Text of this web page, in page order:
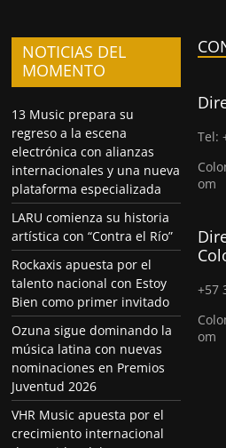
NOTICIAS DEL
MOMENTO
13 Music prepara su
regreso a la escena
electrónica con alianzas
internacionales y una nueva
plataforma especializada
LARU comienza su historia
artística con “Contra el Río”
Rockaxis apuesta por el
talento nacional con Estoy
Bien como primer invitado
Ozuna sigue dominando la
música latina con nuevas
nominaciones en Premios
Juventud 2026
VHR Music apuesta por el
crecimiento internacional
Tel:
om
+57
om